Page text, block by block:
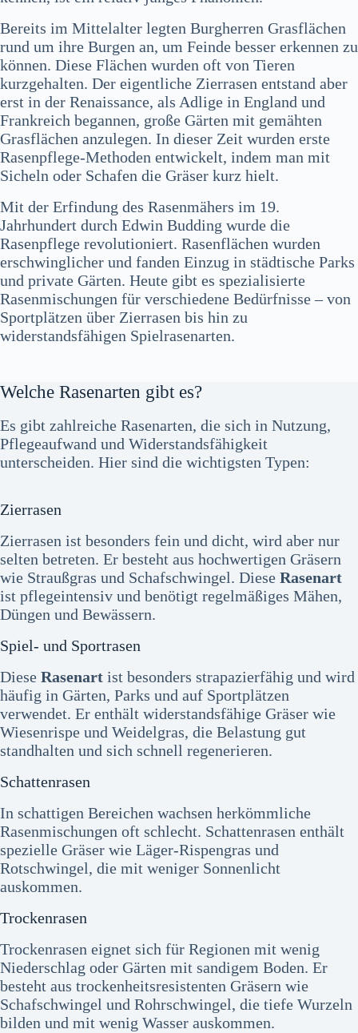
Bereits im Mittelalter legten Burgherren Grasflächen
rund um ihre Burgen an, um Feinde besser erkennen zu
können. Diese Flächen wurden oft von Tieren
kurzgehalten. Der eigentliche Zierrasen entstand aber
erst in der Renaissance, als Adlige in England und
Frankreich begannen, große Gärten mit gemähten
Grasflächen anzulegen. In dieser Zeit wurden erste
Rasenpflege-Methoden entwickelt, indem man mit
Sicheln oder Schafen die Gräser kurz hielt.
Mit der Erfindung des Rasenmähers im 19.
Jahrhundert durch Edwin Budding wurde die
Rasenpflege revolutioniert. Rasenflächen wurden
erschwinglicher und fanden Einzug in städtische Parks
und private Gärten. Heute gibt es spezialisierte
Rasenmischungen für verschiedene Bedürfnisse – von
Sportplätzen über Zierrasen bis hin zu
widerstandsfähigen Spielrasenarten.
Welche Rasenarten gibt es?
Es gibt zahlreiche Rasenarten, die sich in Nutzung,
Pflegeaufwand und Widerstandsfähigkeit
unterscheiden. Hier sind die wichtigsten Typen:
Zierrasen
Zierrasen ist besonders fein und dicht, wird aber nur
selten betreten. Er besteht aus hochwertigen Gräsern
wie Straußgras und Schafschwingel. Diese Rasenart
ist pflegeintensiv und benötigt regelmäßiges Mähen,
Düngen und Bewässern.
Spiel- und Sportrasen
Diese Rasenart ist besonders strapazierfähig und wird
häufig in Gärten, Parks und auf Sportplätzen
verwendet. Er enthält widerstandsfähige Gräser wie
Wiesenrispe und Weidelgras, die Belastung gut
standhalten und sich schnell regenerieren.
Schattenrasen
In schattigen Bereichen wachsen herkömmliche
Rasenmischungen oft schlecht. Schattenrasen enthält
spezielle Gräser wie Läger-Rispengras und
Rotschwingel, die mit weniger Sonnenlicht
auskommen.
Trockenrasen
Trockenrasen eignet sich für Regionen mit wenig
Niederschlag oder Gärten mit sandigem Boden. Er
besteht aus trockenheitsresistenten Gräsern wie
Schafschwingel und Rohrschwingel, die tiefe Wurzeln
bilden und mit wenig Wasser auskommen.